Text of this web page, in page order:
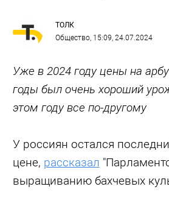
ТОЛК
Общество, 15:09, 24.07.2024
Уже в 2024 году цены на
годы был очень хороший
этом году все по-другому
У россиян остался
цене, рассказал
выращиванию бахчевых